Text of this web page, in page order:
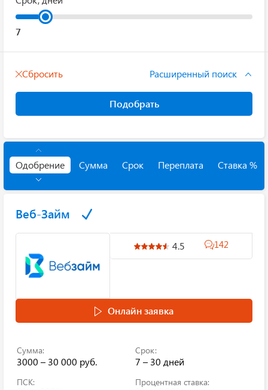
Сбросить Расширенный поиск
Подобрать
Одобрение Сумма Срок Переплата Ставка %
Веб-Займ
4.5 142
Онлайн заявка
Сумма:
3000 – 30 000 руб.
Срок:
7 – 30 дней
ПСК: Процентная ставка: